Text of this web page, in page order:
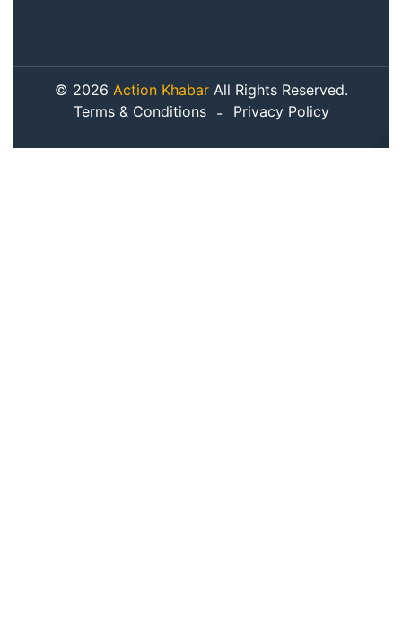
© 2026 Action KhabarAll Rights Reserved.
Terms & Conditions
Privacy Policy